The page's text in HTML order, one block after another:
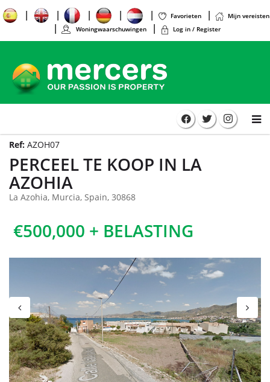
Favorieten
Mijn vereisten
Woningwaarschuwingen
Log in / Register
Ref: AZOH07
PERCEEL TE KOOP IN LA
AZOHIA
La Azohia, Murcia, Spain, 30868
€500,000 + BELASTING